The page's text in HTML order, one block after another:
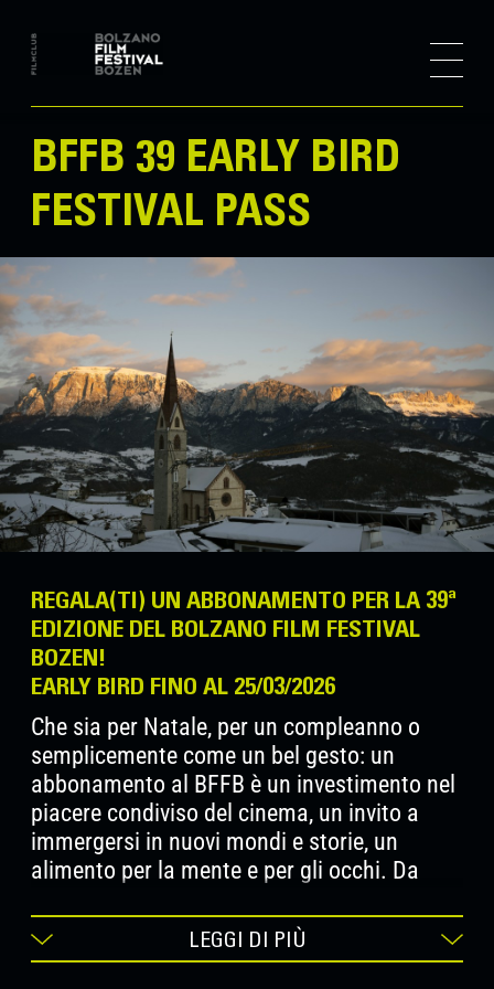
BFFB 39 EARLY BIRD
FESTIVAL PASS
REGALA(TI) UN ABBONAMENTO PER LA 39ª
EDIZIONE DEL BOLZANO FILM FESTIVAL
BOZEN!
EARLY BIRD FINO AL 25/03/2026
Che sia per Natale, per un compleanno o
semplicemente come un bel gesto: un
abbonamento al BFFB è un investimento nel
piacere condiviso del cinema, un invito a
immergersi in nuovi mondi e storie, un
alimento per la mente e per gli occhi. Da
possono approfittare dei prezzi speciali.
L’abbonamento è valido per tutte le
LEGGI DI PIÙ